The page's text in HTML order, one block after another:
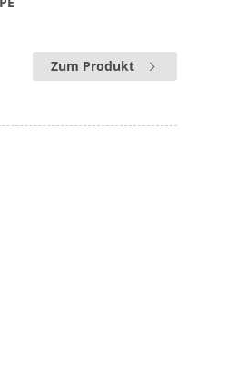
Zum Produkt